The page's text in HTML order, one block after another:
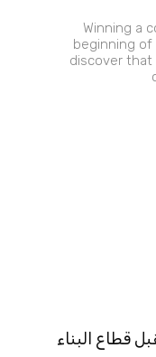
Winning a
beginning of
discover
قطاع البناء